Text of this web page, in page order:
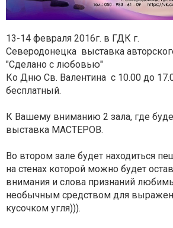
13-14 февраля 2016г. в ГДК г.
Северодонецка выставка
"Сделано с любовью"
Ко Дню Св. Валентина с 10.00 до
бесплатный.
К Вашему вниманию 2 зала, где
выставка МАСТЕРОВ.
Во втором зале будет находиться
на стенах которой можно будет
внимания и слова признаний
необычным средством для
кусочком угля))).